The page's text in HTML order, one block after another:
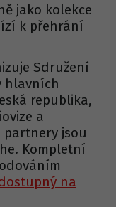
jako kolekce
k přehrání
Sdružení
hlavních
republika,
a
partnery jsou
Kompletní
na